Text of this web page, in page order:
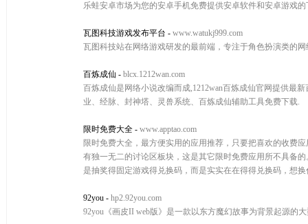
乐蛙安卓市场为您的安卓手机免费提供安卓软件和安卓游戏
瓦图科技游戏发布平台 - www.watukj999.com
瓦图科技站在网络游戏研发的最前端，专注于角色扮演类的
百炼成仙 - blcx.1212wan.com
百炼成仙是网络小说改编而成,1212wan百炼成仙官网提供最
业、经脉、封神塔、灵兽系统、百炼成仙辅助工具免费下载.
限时免费大全 - www.apptao.com
限时免费大全，最方便实用的应用推荐，只要把喜欢的收费
有独一无二的讨论区板块，这是其它限时免费应用所不具备
是抽奖得固定游戏得兑换码，而是实实在在得得兑换码，想
92you - hp2.92you.com
92you《画皮II web版》是一款以东方魔幻故事为背景起源的